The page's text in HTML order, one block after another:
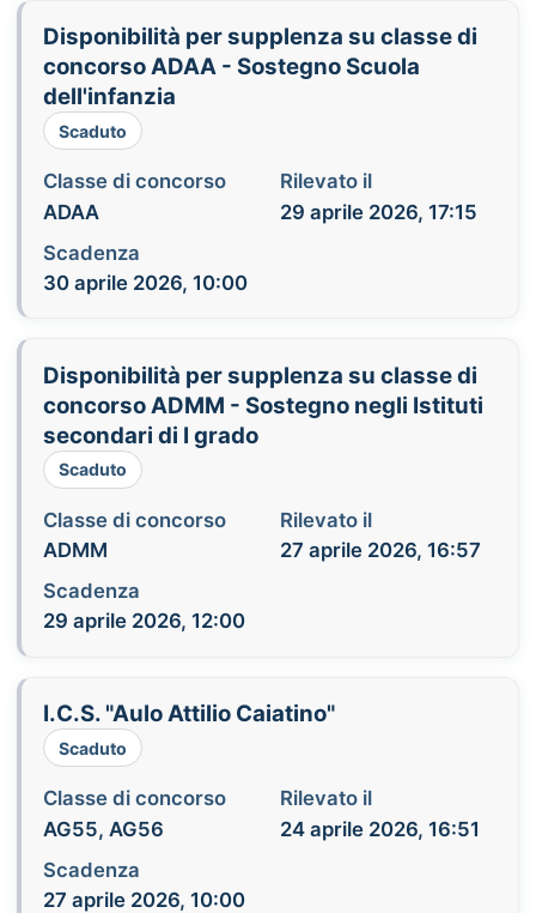
Disponibilità per supplenza su classe di
concorso ADAA - Sostegno Scuola
dell'infanzia
Scaduto
Classe di concorso
ADAA
Rilevato il
29 aprile 2026, 17:15
Scadenza
30 aprile 2026, 10:00
Disponibilità per supplenza su classe di
concorso ADMM - Sostegno negli Istituti
secondari di I grado
Scaduto
Classe di concorso
ADMM
Rilevato il
27 aprile 2026, 16:57
Scadenza
29 aprile 2026, 12:00
I.C.S. "Aulo Attilio Caiatino"
Scaduto
Classe di concorso
AG55, AG56
Rilevato il
24 aprile 2026, 16:51
Scadenza
27 aprile 2026, 10:00